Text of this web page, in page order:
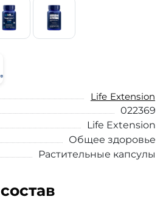
Life Extension
022369
Life Extension
Общее здоровье
Растительные капсулы